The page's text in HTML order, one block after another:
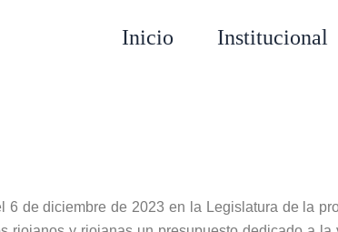
Inicio Institucional
6 de diciembre de 2023 en la Legislatura de la